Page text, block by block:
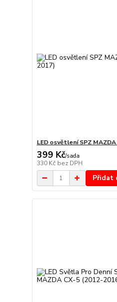
LED osvětlení SPZ
399 Kč/sada
330 Kč bez DPH
Přidat